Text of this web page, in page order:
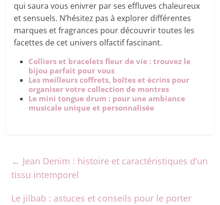
qui saura vous enivrer par ses effluves chaleureux
et sensuels. N’hésitez pas à explorer différentes
marques et fragrances pour découvrir toutes les
facettes de cet univers olfactif fascinant.
Colliers et bracelets fleur de vie : trouvez le
bijou parfait pour vous
Les meilleurs coffrets, boîtes et écrins pour
organiser votre collection de montres
Le mini tongue drum : pour une ambiance
musicale unique et personnalisée
← Jean Denim : histoire et caractéristiques d’un
tissu intemporel
Le jilbab : astuces et conseils pour le porter